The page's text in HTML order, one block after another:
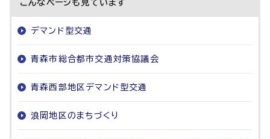
こんなページも見ています
デマンド型交通
青森市総合都市交通対策協議会
青森西部地区デマンド型交通
浪岡地区のまちづくり